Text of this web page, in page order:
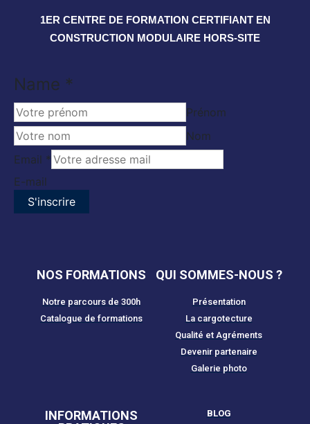
1ER CENTRE DE FORMATION CERTIFIANT EN
CONSTRUCTION MODULAIRE HORS-SITE
Name *
Prénom
Nom
Email
Name
Email *
E-mail
S'inscrire
NOS FORMATIONS
Notre parcours de 300h
Catalogue de formations
QUI SOMMES-NOUS ?
Présentation
La cargotecture
Qualité et Agréments
Devenir partenaire
Galerie photo
INFORMATIONS
BLOG